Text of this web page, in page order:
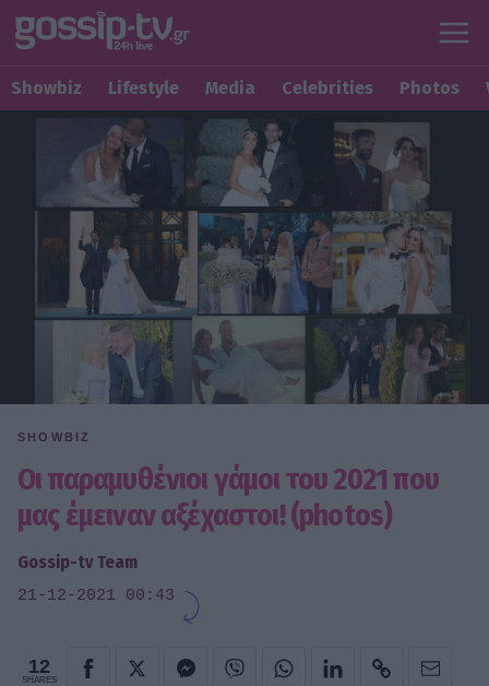
Showbiz Lifestyle Media Celebrities Photos
SHOWBIZ
Οι παραμυθένιοι γάμοι του 2021 που
μας έμειναν αξέχαστοι! (photos)
Gossip-tv Team
21-12-2021 00:43
12
SHARES